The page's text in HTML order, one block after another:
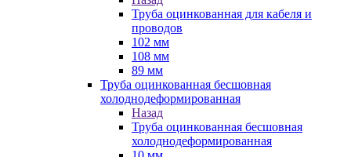
Труба оцинкованная для кабеля и
проводов
102 мм
108 мм
89 мм
Труба оцинкованная бесшовная
холоднодеформированная
Назад
Труба оцинкованная бесшовная
холоднодеформированная